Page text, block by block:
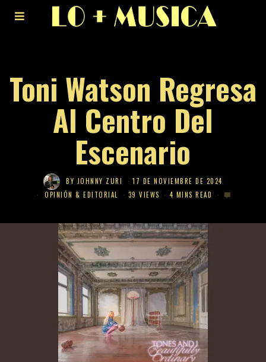
Toni Watson Regresa
Al Centro Del
Escenario
BY JOHNNY ZURI
17 DE NOVIEMBRE DE 2024
OPINIÓN & EDITORIAL
39 VIEWS 4 MINS READ